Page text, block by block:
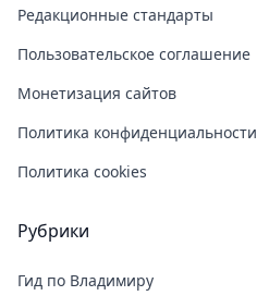
Редакционные стандарты
Пользовательское соглашение
Монетизация сайтов
Политика конфиденциальности
Политика cookies
Рубрики
Гид по Владимиру